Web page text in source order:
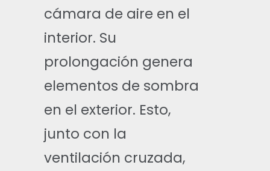
cámara de aire en el
interior. Su
prolongación genera
elementos de sombra
en el exterior. Esto,
junto con la
ventilación cruzada,